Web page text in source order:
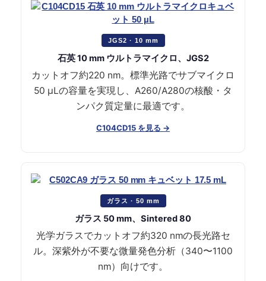
JGS2 · 10 mm
石英 10 mm ウルトラマイクロ、JGS2
カットオフ約220 nm。標準光路でサブマイクロ
50 µLの容量を実現し、A260/A280の核酸・タ
ンパク質定量に最適です。
C104CD15 を見る →
ガラス · 50 mm
ガラス 50 mm、Sintered 80
光学ガラスでカットオフ約320 nmの長光路セ
ル。深紫外が不要な微量発色分析（340〜1100
nm）向けです。